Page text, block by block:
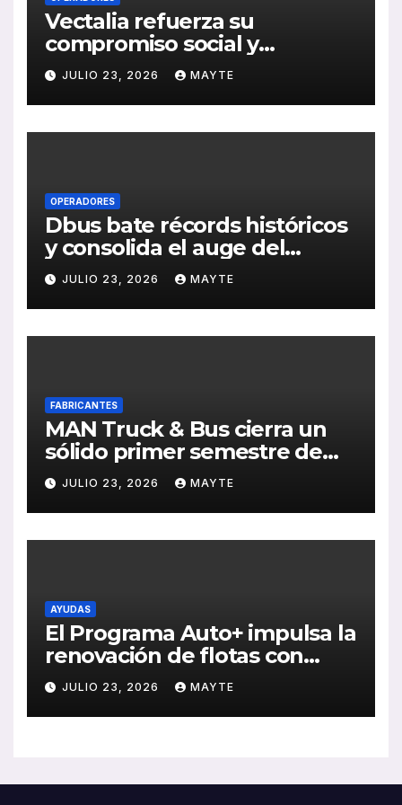
Vectalia refuerza su
compromiso social y
medioambiental con la
publicación de su Memoria
de RSC 2025
JULIO 23, 2026 MAYTE
OPERADORES
Dbus bate récords históricos
y consolida el auge del
transporte público en San
Sebastián
JULIO 23, 2026 MAYTE
FABRICANTES
MAN Truck & Bus cierra un
sólido primer semestre de
2026 con crecimiento en
ventas, pedidos y
rentabilidad
JULIO 23, 2026 MAYTE
AYUDAS
El Programa Auto+ impulsa la
renovación de flotas con
ayudas a vehículos eléctricos
ligeros
JULIO 23, 2026 MAYTE